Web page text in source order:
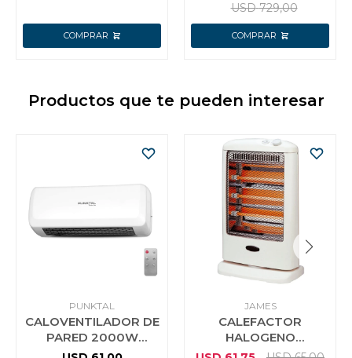
USD 729,00
Productos que te pueden interesar
PUNKTAL
CALOVENTILADOR DE
PARED 2000W
PUNKTAL 6900CF
JAMES
CALEFACTOR
HALOGENO
CHE1200W 7946